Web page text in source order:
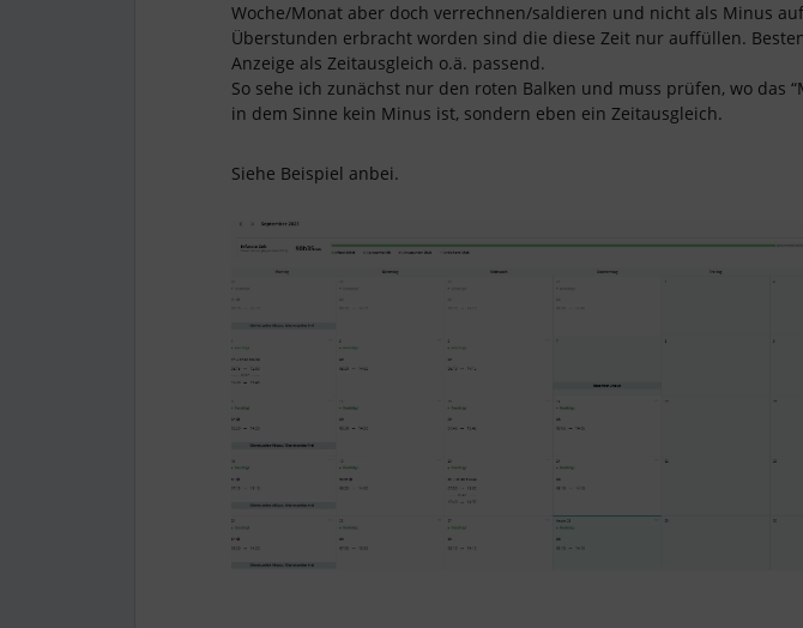
Woche/Monat aber doch verrechnen/saldieren und nicht als Minus
Überstunden erbracht worden sind die diese Zeit nur auffüllen.
Anzeige als Zeitausgleich o.ä. passend.
So sehe ich zunächst nur den roten Balken und muss prüfen, wo das
in dem Sinne kein Minus ist, sondern eben ein Zeitausgleich.
Siehe Beispiel anbei.